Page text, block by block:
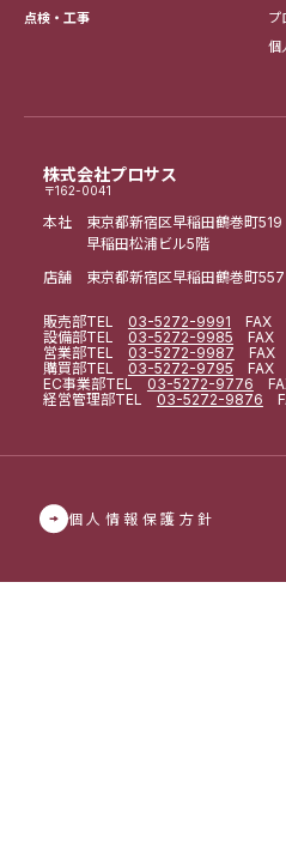
株式会社プロサス
〒162-0041
本社 東京都新宿区早稲田鶴巻町519
早稲田松浦ビル5階
店舗 東京都新宿区早稲田鶴巻町557
販売部TEL 03-5272-9991 FAX
設備部TEL 03-5272-9985 FAX
営業部TEL 03-5272-9987 FAX
購買部TEL 03-5272-9795 FAX
EC事業部TEL 03-5272-9776
経営管理部TEL 03-5272-9876
点検・工事
プ
個
個人情報保護方針